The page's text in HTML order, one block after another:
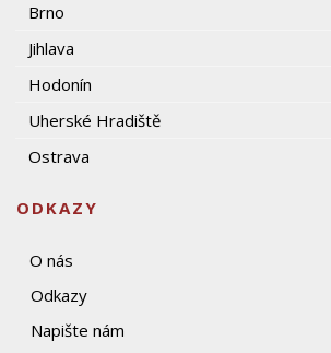
Brno
Jihlava
Hodonín
Uherské Hradiště
Ostrava
ODKAZY
O nás
Odkazy
Napište nám